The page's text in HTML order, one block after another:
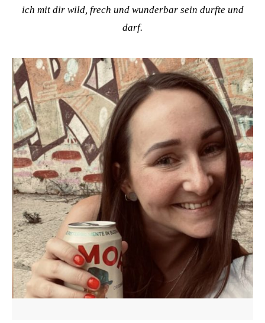
ich mit dir wild, frech und wunderbar sein durfte und
darf.